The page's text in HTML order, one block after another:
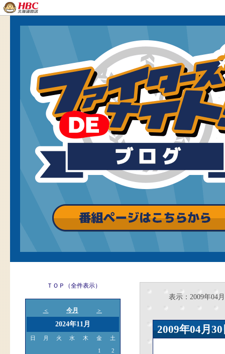
ＴＯＰ（全件表示）
＜ 今月 ＞
2024年11月
日 月 火 水 木 金 土
1
2
表示：2009年04月
2009年04